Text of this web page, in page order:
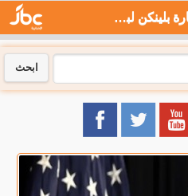
واشنطن: زيارة بلينكن لبكين ستبحث إدارة العلاقات المتوترة - جي بي سي نيوز
ابحث